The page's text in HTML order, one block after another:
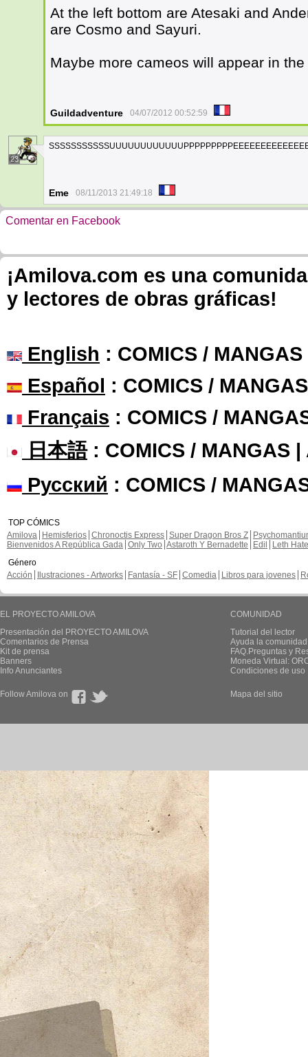
At the left bottom are Atesaki and
are Cosmo and Sayuri.
Maybe more cameos will appear in
Guildadventure 04/07/2012 00:52:59
23
Eme 08/11/2013 21:49:18
Comentar en Facebook
¡Amilova.com es una
y lectores de obras gráficas!
English : COMICS /
Español : COMICS /
Français : COMICS /
日本語: COMICS / MANGAS |
Русский : COMICS /
TOP CÓMICS
Amilova
Hemisferios Chronoctis Express Super Dragon Bros Z
Bienvenidos A República Gada Only Two Astaroth Y Bernadette Edil
Leth Hate
Género
Acción
Ilustraciones - Artworks Fantasía - SF Comedia Libros para jovenes
EL PROYECTO AMILOVA
Presentación del PROYECTO AMILOVA
Comentarios de Prensa
Kit de prensa
Banners
Info Anunciantes
COMUNIDAD
Tutorial del lector
Ayuda la
FAQ.Preguntas y
Moneda Virtual:
Condiciones de uso
Follow Amilova on Mapa del sitio